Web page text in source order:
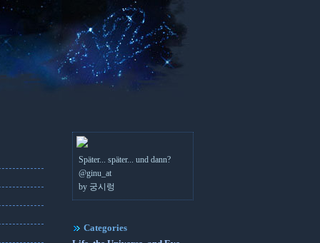
Später... später... und dann?
@ginu_at
by 궁시렁
Categories